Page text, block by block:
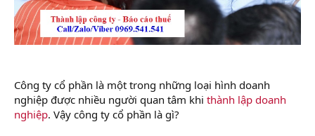
Công ty cổ phần là một trong những loại hình doanh
nghiệp được nhiều người quan tâm khi thành lập doanh
nghiệp. Vậy công ty cổ phần là gì?